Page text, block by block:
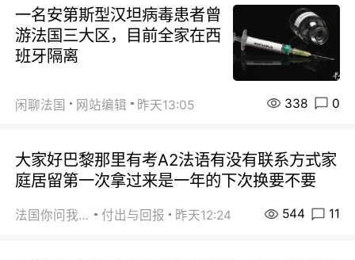
一名安第斯型汉坦病毒患者曾
游法国三大区，目前全家在西
班牙隔离
闲聊法国 网站编辑 昨天13:05 338 0
大家好巴黎那里有考A2法语有没有联系方式家
庭居留第一次拿过来是一年的下次换要不要
法国你问我答 付出与回报 昨天12:24 544 11